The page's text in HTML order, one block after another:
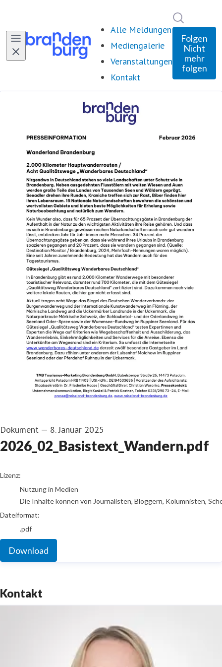
Alle Meldungen
Mediengalerie
Veranstaltungen
Kontakt
Folgen
Nicht
mehr
folgen
Dokument — 8. Januar 2025
2026_02_Basistext_Wandern.pdf
go to media item
Lizenz:
Nutzung in Medien
Die Inhalte können von Journalisten, Bloggern, Kolumnisten,
Dateiformat:
.pdf
Download
Kontakt